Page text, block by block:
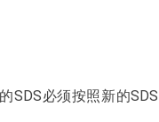
必须按照新的